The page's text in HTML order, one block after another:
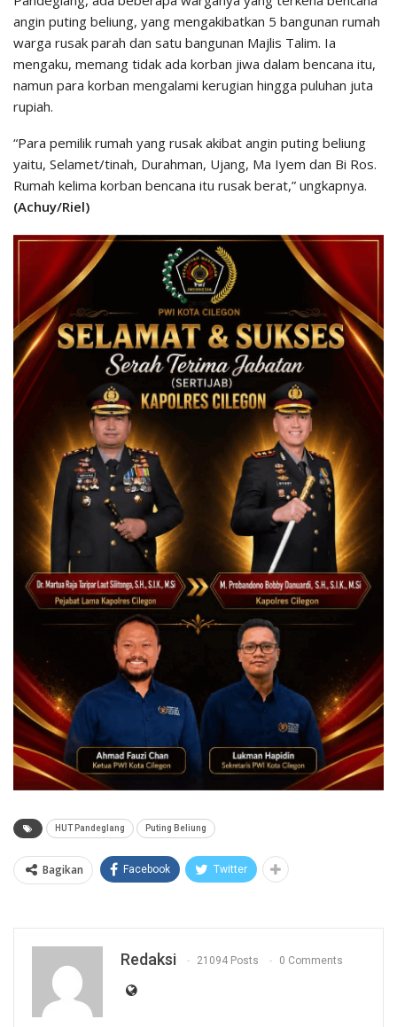
angin puting beliung, yang mengakibatkan 5 bangunan rumah
warga rusak parah dan satu bangunan Majlis Talim. Ia
mengaku, memang tidak ada korban jiwa dalam bencana itu,
namun para korban mengalami kerugian hingga puluhan juta
rupiah.
“Para pemilik rumah yang rusak akibat angin puting beliung
yaitu, Selamet/tinah, Durahman, Ujang, Ma Iyem dan Bi Ros.
Rumah kelima korban bencana itu rusak berat,” ungkapnya.
(Achuy/Riel)
HUT Pandeglang Puting Beliung
Bagikan Facebook Twitter
Redaksi 21094 Posts 0 Comments